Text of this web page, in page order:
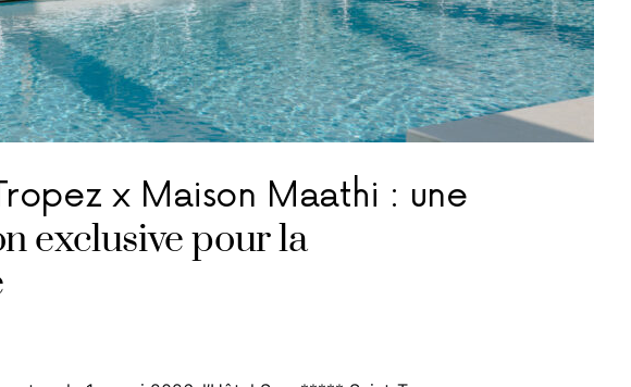
x Maison Maathi : une
exclusive pour la